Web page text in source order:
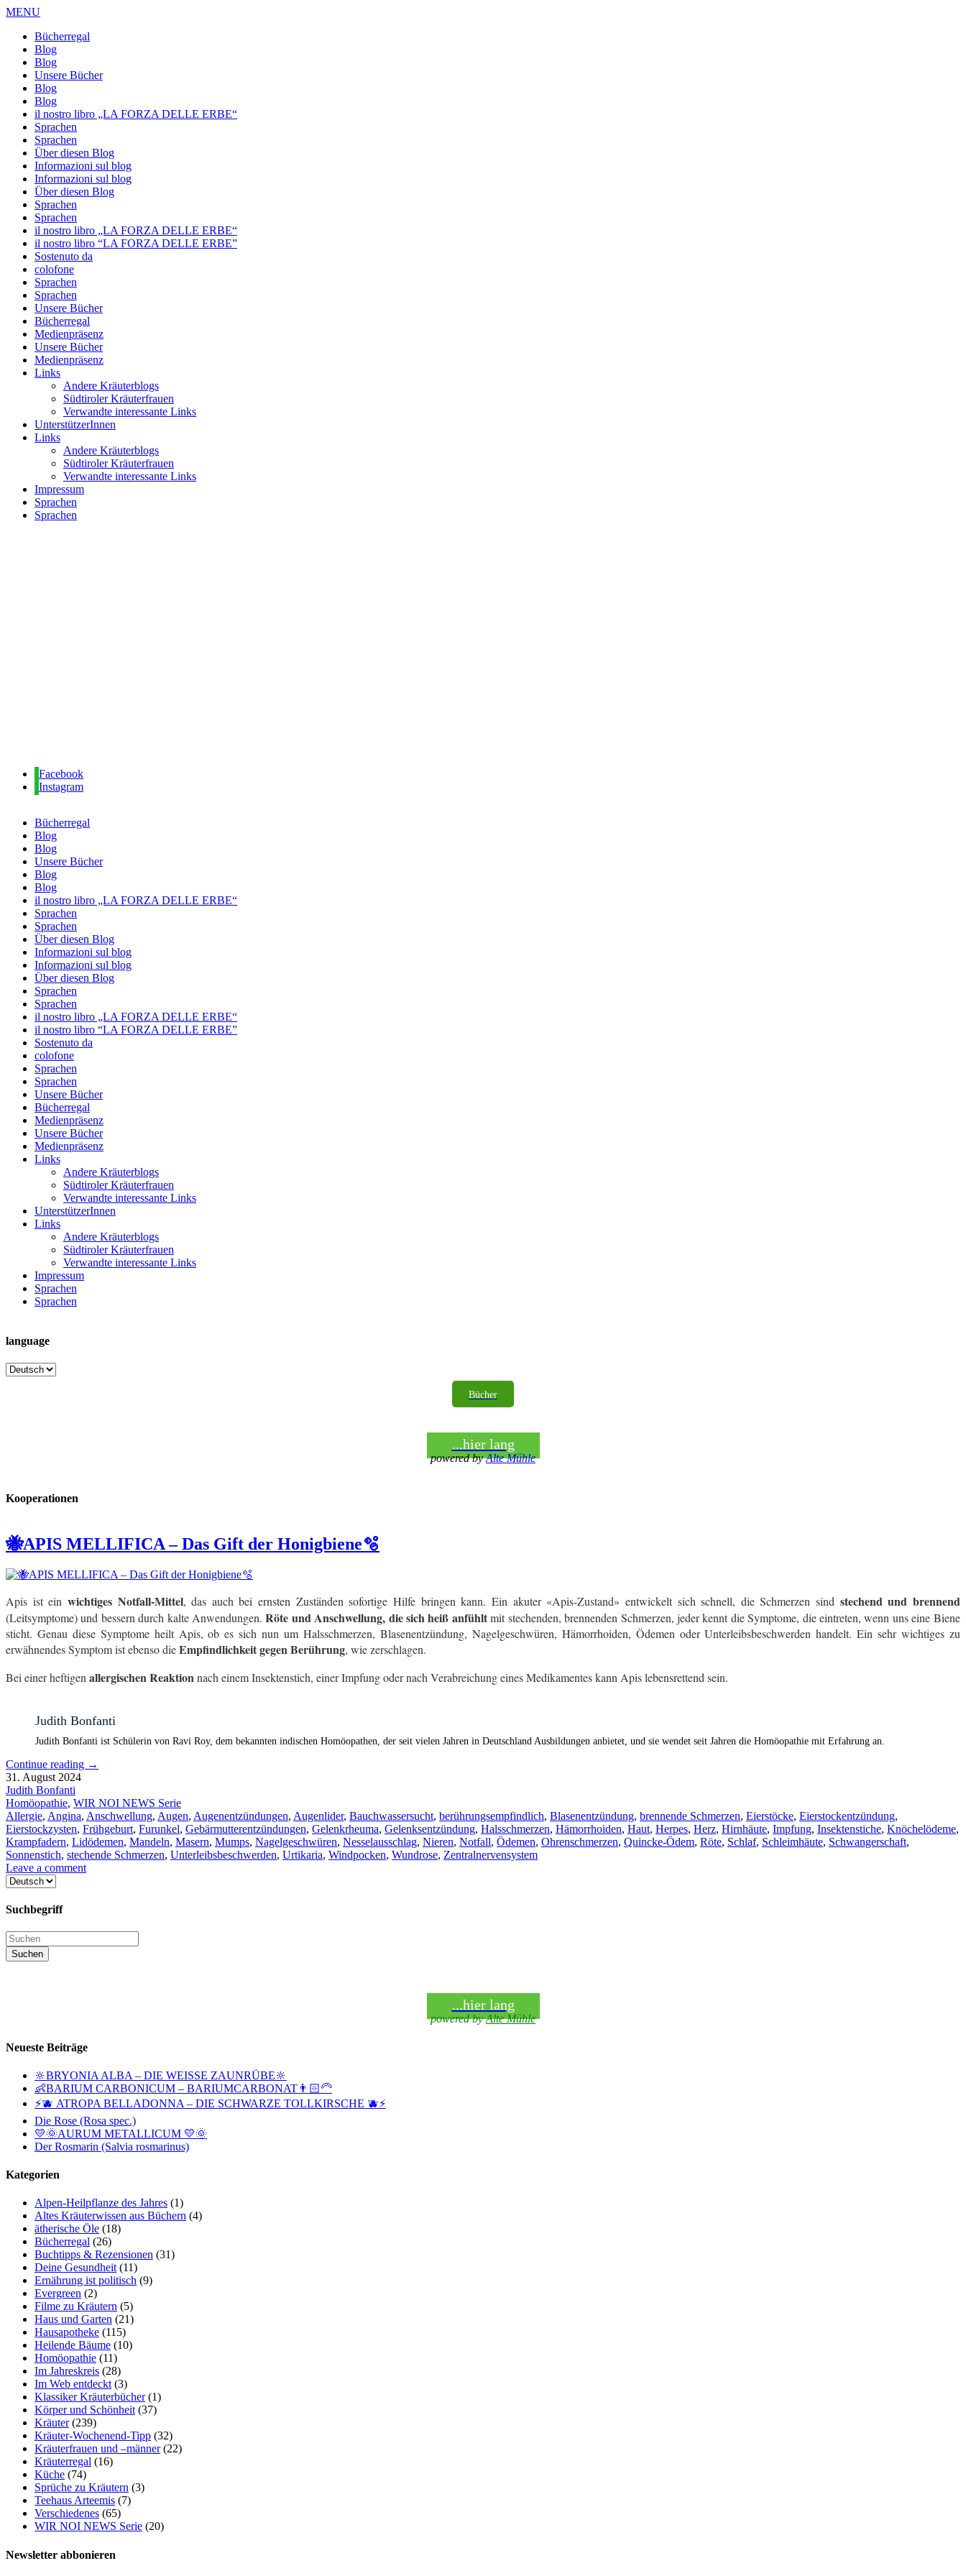
MENU
Bücherregal
Blog
Blog
Unsere Bücher
Blog
Blog
il nostro libro „LA FORZA DELLE ERBE“
Sprachen
Sprachen
Über diesen Blog
Informazioni sul blog
Informazioni sul blog
Über diesen Blog
Sprachen
Sprachen
il nostro libro „LA FORZA DELLE ERBE“
il nostro libro “LA FORZA DELLE ERBE”
Sostenuto da
colofone
Sprachen
Sprachen
Unsere Bücher
Bücherregal
Medienpräsenz
Unsere Bücher
Medienpräsenz
Links
Andere Kräuterblogs
Südtiroler Kräuterfrauen
Verwandte interessante Links
UnterstützerInnen
Links
Andere Kräuterblogs
Südtiroler Kräuterfrauen
Verwandte interessante Links
Impressum
Sprachen
Sprachen
Facebook
Instagram
Bücherregal
Blog
Blog
Unsere Bücher
Blog
Blog
il nostro libro „LA FORZA DELLE ERBE“
Sprachen
Sprachen
Über diesen Blog
Informazioni sul blog
Informazioni sul blog
Über diesen Blog
Sprachen
Sprachen
il nostro libro „LA FORZA DELLE ERBE“
il nostro libro “LA FORZA DELLE ERBE”
Sostenuto da
colofone
Sprachen
Sprachen
Unsere Bücher
Bücherregal
Medienpräsenz
Unsere Bücher
Medienpräsenz
Links
Andere Kräuterblogs
Südtiroler Kräuterfrauen
Verwandte interessante Links
UnterstützerInnen
Links
Andere Kräuterblogs
Südtiroler Kräuterfrauen
Verwandte interessante Links
Impressum
Sprachen
Sprachen
language
language
Bücher
...hier lang
powered byAlte Mühle
Kooperationen
🐝APIS MELLIFICA – Das Gift der Honigbiene🫧
Apis ist ein wichtiges Notfall-Mittel, das auch bei ernsten Zuständen sofortige Hilfe bringen kann. Ein akuter «Apis-Zustand» entwickelt sich schnell, die Schmerzen sind stechend und brennend
(Leitsymptome) und bessern durch kalte Anwendungen.Röte und Anschwellung, die sich heiß anfühltmit stechenden, brennenden Schmerzen, jeder kennt die Symptome, die eintreten, wenn uns eine Biene
sticht. Genau diese Symptome heilt Apis, ob es sich nun um Halsschmerzen, Blasenentzündung, Nagelgeschwüren, Hämorrhoiden, Ödemen oder Unterleibsbeschwerden handelt. Ein sehr wichtiges zu
erwähnendes Symptom ist ebenso dieEmpfindlichkeit gegen Berührung, wie zerschlagen.
Bei einer heftigen allergischen Reaktionnach einem Insektenstich, einer Impfung oder nach Verabreichung eines Medikamentes kann Apis lebensrettend sein.
Judith Bonfanti
Judith Bonfanti ist Schülerin von Ravi Roy, dem bekannten indischen Homöopathen, der seit vielen Jahren in Deutschland Ausbildungen anbietet, und sie wendet seit Jahren die Homöopathie mit Erfahrung an.
Continue reading →
31. August 2024
Judith Bonfanti
Homöopathie, WIR NOI NEWS Serie
Allergie, Angina, Anschwellung, Augen, Augenentzündungen, Augenlider, Bauchwassersucht, berührungsempfindlich, Blasenentzündung, brennende Schmerzen, Eierstöcke, Eierstockentzündung,
Eierstockzysten, Frühgeburt, Furunkel, Gebärmutterentzündungen, Gelenkrheuma, Gelenksentzündung, Halsschmerzen, Hämorrhoiden, Haut, Herpes, Herz, Hirnhäute, Impfung, Insektenstiche, Knöchelödeme,
Krampfadern, Lidödemen, Mandeln, Masern, Mumps, Nagelgeschwüren, Nesselausschlag, Nieren, Notfall, Ödemen, Ohrenschmerzen, Quincke-Ödem, Röte, Schlaf, Schleimhäute, Schwangerschaft,
Sonnenstich, stechende Schmerzen, Unterleibsbeschwerden, Urtikaria, Windpocken, Wundrose, Zentralnervensystem
Leave a comment
Sprache
Suchbegriff
...hier lang
powered byAlte Mühle
Neueste Beiträge
🔆BRYONIA ALBA – DIE WEISSE ZAUNRÜBE🔆
👶BARIUM CARBONICUM – BARIUMCARBONAT👨🏻‍🦳
⚡🫐 ATROPA BELLADONNA – DIE SCHWARZE TOLLKIRSCHE 🫐⚡
Die Rose (Rosa spec.)
💛🌞AURUM METALLICUM 💛🌞
Der Rosmarin (Salvia rosmarinus)
Kategorien
Alpen-Heilpflanze des Jahres (1)
Altes Kräuterwissen aus Büchern (4)
ätherische Öle (18)
Bücherregal (26)
Buchtipps & Rezensionen (31)
Deine Gesundheit (11)
Ernährung ist politisch (9)
Evergreen (2)
Filme zu Kräutern (5)
Haus und Garten (21)
Hausapotheke (115)
Heilende Bäume (10)
Homöopathie (11)
Im Jahreskreis (28)
Im Web entdeckt (3)
Klassiker Kräuterbücher(1)
Körper und Schönheit (37)
Kräuter(239)
Kräuter-Wochenend-Tipp (32)
Kräuterfrauen und –männer(22)
Kräuterregal (16)
Küche (74)
Sprüche zu Kräutern (3)
Teehaus Arteemis (7)
Verschiedenes (65)
WIR NOI NEWS Serie (20)
Newsletter abbonieren